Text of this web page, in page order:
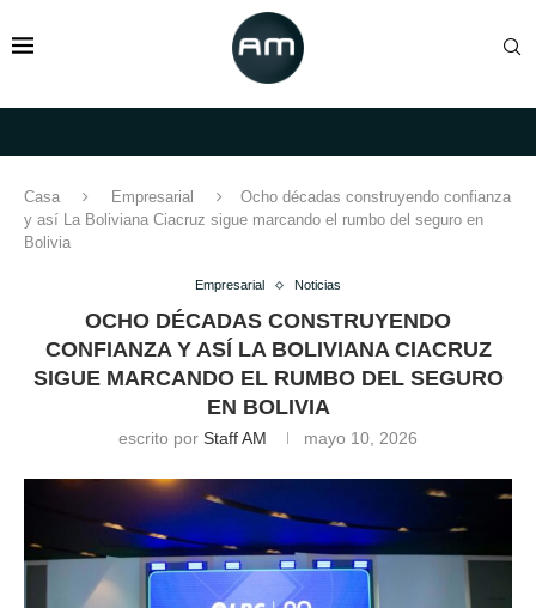
Casa Empresarial
Ocho décadas construyendo confianza
y así La Boliviana Ciacruz sigue marcando el rumbo del seguro en
Bolivia
Empresarial Noticias
OCHO DÉCADAS CONSTRUYENDO
CONFIANZA Y ASÍ LA BOLIVIANA CIACRUZ
SIGUE MARCANDO EL RUMBO DEL SEGURO
EN BOLIVIA
escrito por Staff AM mayo 10, 2026